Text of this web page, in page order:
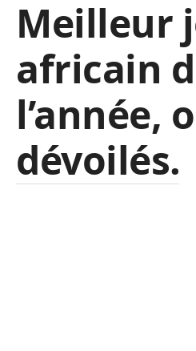
Meilleur
africain
l’année,
dévoilés.